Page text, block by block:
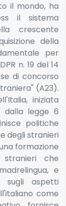
il mondo, ha
il sistema
crescente
della
per
n. 19 del 14
di concorso
(A23).
iniziata
dalla legge 6
politiche
degli stranieri
formazione
che
e
sugli aspetti
come